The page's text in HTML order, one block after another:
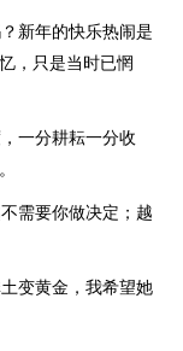
新年的快乐热闹是
，只是当时已惘
一分耕耘一分收
需要你做决定；越
变黄金，我希望她